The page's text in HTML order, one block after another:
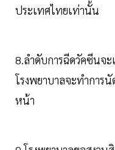
ประเทศไทยเท่านั้น
8.ลำดับการฉีดวัคซีนจะ
โรงพยาบาลจะทำการ
หน้า